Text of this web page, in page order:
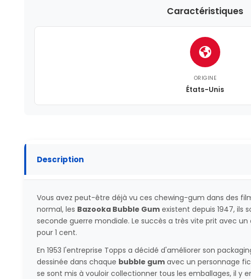
Caractéristiques
ORIGINE
États-Unis
Description
Vous avez peut-être déjà vu ces chewing-gum dans des
normal, les Bazooka Bubble Gumexistent depuis 1947, ils
seconde guerre mondiale. Le succès a très vite prit avec
pour 1 cent.
En 1953 l'entreprise Topps a décidé d'améliorer son
dessinée dans chaque bubble gumavec un personnage
se sont mis à vouloir collectionner tous les emballages, il y